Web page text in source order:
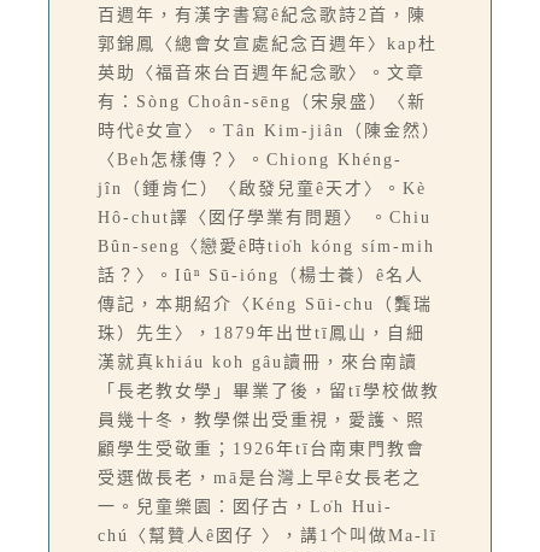
百週年，有漢字書寫ê紀念歌詩2首，陳
郭錦鳳〈總會女宣處紀念百週年〉kap杜
英助〈福音來台百週年紀念歌〉。文章
有：Sòng Choân-sēng（宋泉盛）〈新
時代ê女宣〉。Tân Kim-jiân（陳金然）
〈Beh怎樣傳？〉。Chiong Khéng-
jîn（鍾肯仁）〈啟發兒童ê天才〉。Kè
Hô-chut譯〈囡仔學業有問題〉 。Chiu
Bûn-seng〈戀愛ê時tio̍h kóng sím-mih
話？〉。Iûⁿ Sū-ióng（楊士養）ê名人
傳記，本期紹介〈Kéng Sūi-chu（龔瑞
珠）先生〉，1879年出世tī鳳山，自細
漢就真khiáu koh gâu讀冊，來台南讀
「長老教女學」畢業了後，留tī學校做教
員幾十冬，教學傑出受重視，愛護、照
顧學生受敬重；1926年tī台南東門教會
受選做長老，mā是台灣上早ê女長老之
一。兒童樂園：囡仔古，Lo̍h Hui-
chú〈幫贊人ê囡仔 〉，講1个叫做Ma-lī